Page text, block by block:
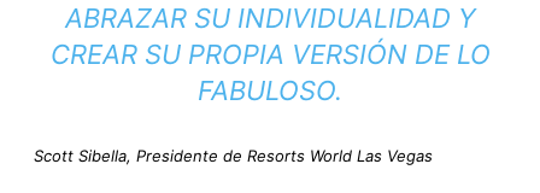
ABRAZAR SU INDIVIDUALIDAD Y
CREAR SU PROPIA VERSIÓN DE LO
FABULOSO.
Scott Sibella, Presidente de Resorts WorldLas Vegas